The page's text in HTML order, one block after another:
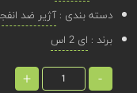
دسته بندی :آژیر ضد
برند : ای 2 اس
-
+